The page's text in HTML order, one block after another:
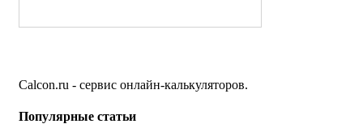
Calcon.ru - сервис онлайн-калькуляторов.
Популярные статьи